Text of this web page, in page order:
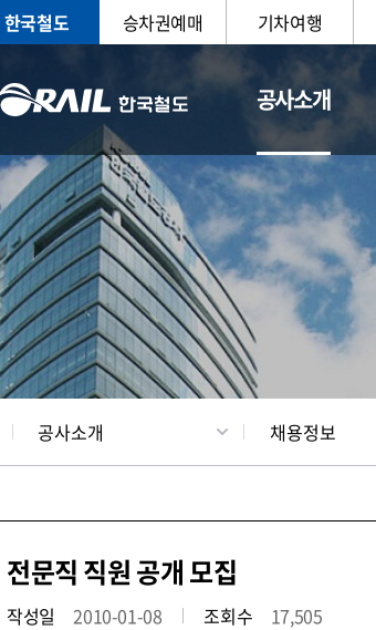
한국철도 승차권예매 기차여행
공사소개
CEO 일반현황
공사소개 채용정보
전문직 직원 공개 모집
작성일 2010-01-08 조회수 17,505